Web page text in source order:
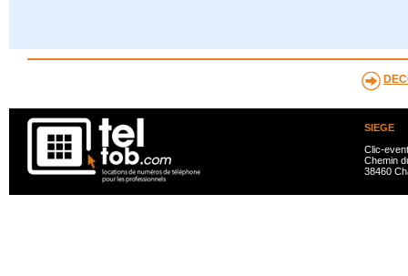
SIEGE
Clic-
Chemin
38460